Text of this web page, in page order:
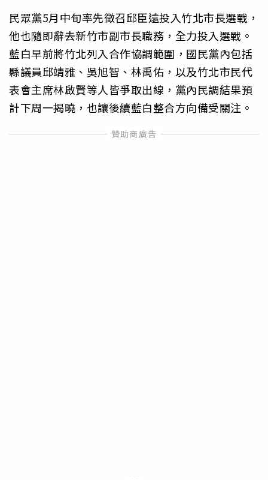
民眾黨5月中旬率先徵召邱臣遠投入竹北市長選戰，
他也隨即辭去新竹市副市長職務，全力投入選戰。
藍白早前將竹北列入合作協調範圍，國民黨內包括
縣議員邱靖雅、吳旭智、林禹佑，以及竹北市民代
表會主席林啟賢等人皆爭取出線，黨內民調結果預
計下周一揭曉，也讓後續藍白整合方向備受關注。